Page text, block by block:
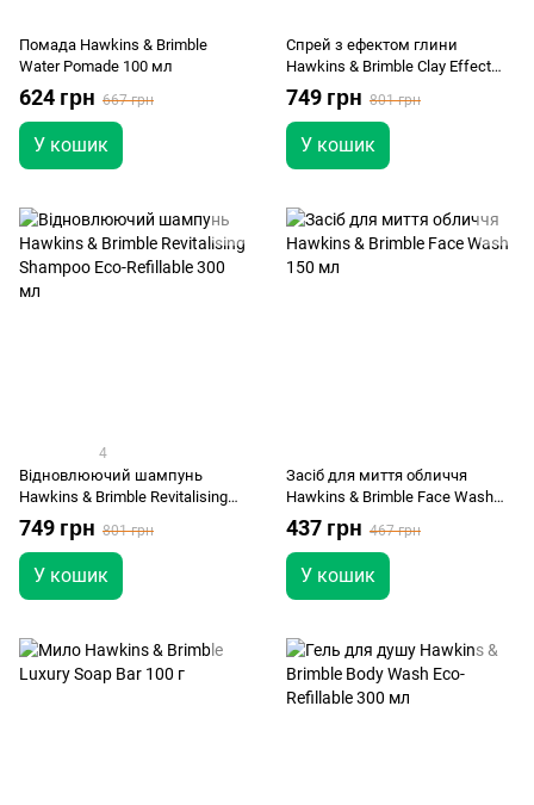
Помада Hawkins & Brimble
Water Pomade 100 мл
624 грн 667 грн
У кошик
Спрей з ефектом глини
Hawkins & Brimble Clay Effect
Hair Spray 150 мл
749 грн 801 грн
У кошик
4
Відновлюючий шампунь
Hawkins & Brimble Revitalising
Shampoo Eco-Refillable 300 мл
749 грн 801 грн
У кошик
Засіб для миття обличчя
Hawkins & Brimble Face Wash
150 мл
437 грн 467 грн
У кошик